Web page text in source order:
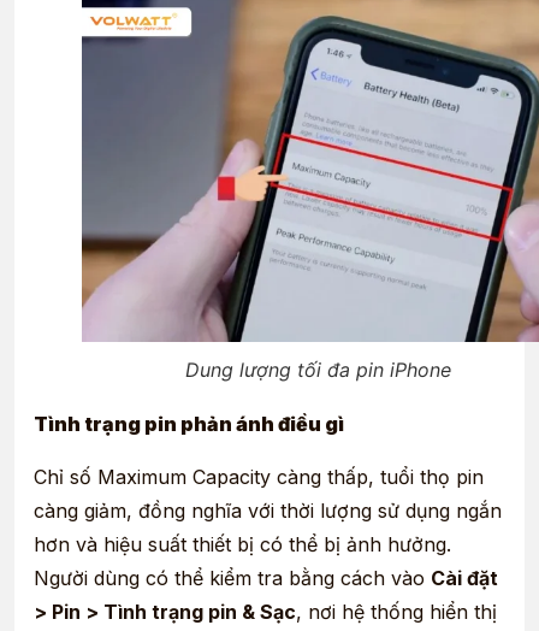
Dung lượng tối đa pin iPhone
Tình trạng pin phản ánh điều gì
Chỉ số Maximum Capacity càng thấp, tuổi thọ pin
càng giảm, đồng nghĩa với thời lượng sử dụng ngắn
hơn và hiệu suất thiết bị có thể bị ảnh hưởng.
Người dùng có thể kiểm tra bằng cách vào Cài đặt
> Pin > Tình trạng pin & Sạc, nơi hệ thống hiển thị